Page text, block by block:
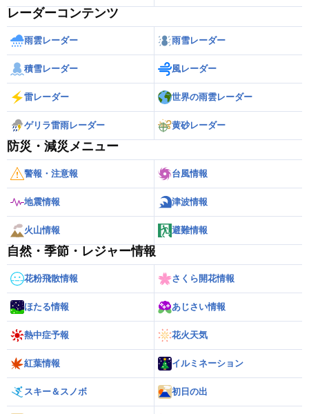
レーダーコンテンツ
雨雲レーダー 雨雪レーダー
積雪レーダー 風レーダー
雷レーダー 世界の雨雲レーダー
ゲリラ雷雨レーダー 黄砂レーダー
防災・減災メニュー
警報・注意報 台風情報
地震情報 津波情報
火山情報 避難情報
自然・季節・レジャー情報
花粉飛散情報 さくら開花情報
ほたる情報 あじさい情報
熱中症予報 花火天気
紅葉情報 イルミネーション
スキー＆スノボ 初日の出